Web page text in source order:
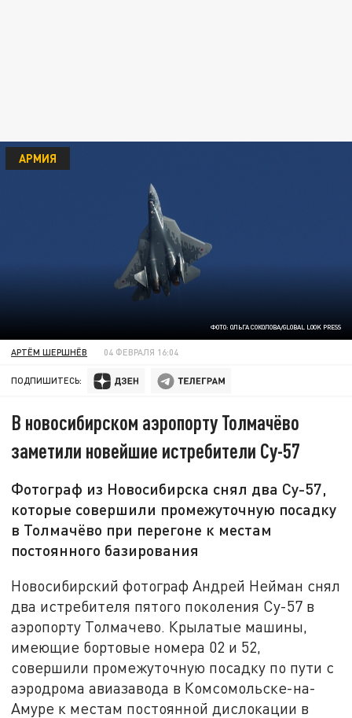
ФОТО: ОЛЬГА СОКОЛОВА/GLOBAL LOOK PRESS
АРМИЯ
АРТЁМ ШЕРШНЁВ 04 ФЕВРАЛЯ 16:04
ПОДПИШИТЕСЬ:
В новосибирском аэропорту Толмачёво
заметили новейшие истребители Су-57
Фотограф из Новосибирска снял два Су-57,
которые совершили промежуточную посадку
в Толмачёво при перегоне к местам
постоянного базирования
Новосибирский фотограф Андрей Нейман снял
два истребителя пятого поколения Су-57 в
аэропорту Толмачево. Крылатые машины,
имеющие бортовые номера 02 и 52,
совершили промежуточную посадку по пути с
аэродрома авиазавода в Комсомольске-на-
Амуре к местам постоянной дислокации в